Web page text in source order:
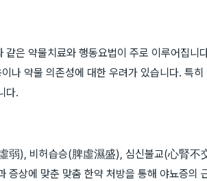
은 약물치료와 행동요법이 주로 이루어집니
나 약물 의존성에 대한 우려가 있습니다. 특
다.
弱), 비허습승(脾虛濕盛), 심신불교(心腎不
증상에 맞춘 맞춤 한약 처방을 통해 야뇨증의